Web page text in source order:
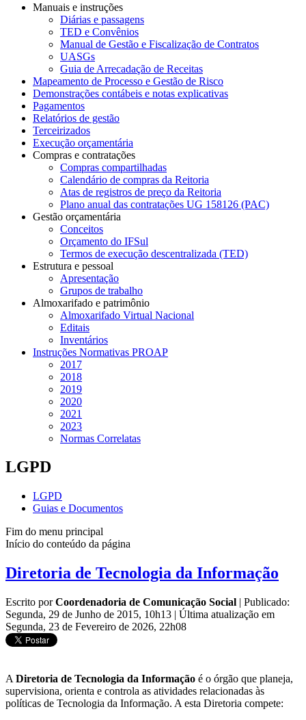
Manuais e instruções
Diárias e passagens
TED e Convênios
Manual de Gestão e Fiscalização de Contratos
UASGs
Guia de Arrecadação de Receitas
Mapeamento de Processo e Gestão de Risco
Demonstrações contábeis e notas explicativas
Pagamentos
Relatórios de gestão
Terceirizados
Execução orçamentária
Compras e contratações
Compras compartilhadas
Calendário de compras da Reitoria
Atas de registros de preço da Reitoria
Plano anual das contratações UG 158126 (PAC)
Gestão orçamentária
Conceitos
Orçamento do IFSul
Termos de execução descentralizada (TED)
Estrutura e pessoal
Apresentação
Grupos de trabalho
Almoxarifado e patrimônio
Almoxarifado Virtual Nacional
Editais
Inventários
Instruções Normativas PROAP
2017
2018
2019
2020
2021
2023
Normas Correlatas
LGPD
LGPD
Guias e Documentos
Fim do menu principal
Início do conteúdo da página
Diretoria de Tecnologia da Informação
Escrito porCoordenadoria de Comunicação Social | Publicado:
Segunda, 29 de Junho de 2015, 10h13 | Última atualização em
Segunda, 23 de Fevereiro de 2026, 22h08
A Diretoria de Tecnologia da Informação é o órgão que planeja,
supervisiona, orienta e controla as atividades relacionadas às
políticas de Tecnologia da Informação. A esta Diretoria compete: